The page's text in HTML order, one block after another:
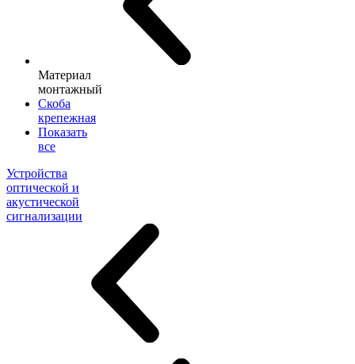
Материал
монтажный
Скоба
крепежная
Показать
все
Устройства
оптической и
акустической
сигнализации